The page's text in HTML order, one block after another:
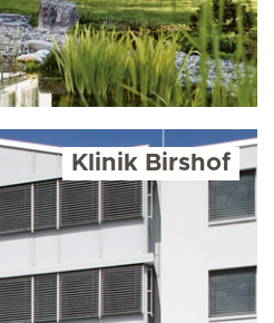
Klinik Birshof